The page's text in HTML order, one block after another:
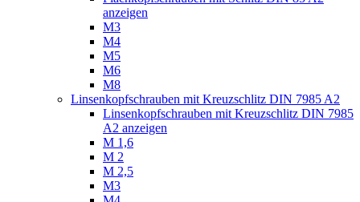
anzeigen
M3
M4
M5
M6
M8
Linsenkopfschrauben mit Kreuzschlitz DIN 7985 A2
Linsenkopfschrauben mit Kreuzschlitz DIN 7985
A2 anzeigen
M 1,6
M 2
M 2,5
M3